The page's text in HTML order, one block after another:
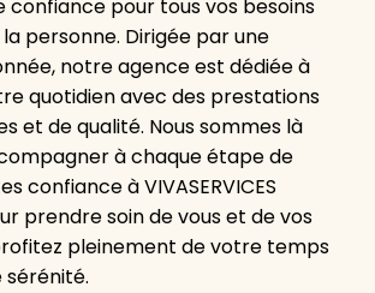
confiance pour tous vos besoins
personne. Dirigée par une
notre agence est dédiée à
quotidien avec des prestations
et de qualité. Nous sommes là
à chaque étape de
confiance à VIVASERVICES
prendre soin de vous et de vos
pleinement de votre temps